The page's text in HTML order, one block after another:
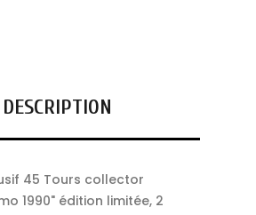
DESCRIPTION
45 Tours collector
1990" édition limitée, 2